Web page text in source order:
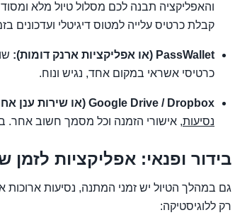
והאפליקציה תבנה לכם מסלול טיול מלא
קבלת כרטיס עלייה למטוס דיגיטלי ועדכונים
PassWallet (או אפליקציות ארנק דומות):
כרטיסי אשראי במקום אחד, נגיש ונוח.
Google Drive / Dropbox (או שירות ענן אחר):
נסיעות, אישורי הזמנה וכל מסמך חשוב אחר.
בידור ופנאי: אפליקציות לזמן
גם במהלך הטיול יש זמני המתנה, נסיעות ארוכות
רק ללוגיסטיקה: